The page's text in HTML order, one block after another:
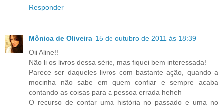
Responder
Mônica de Oliveira 15 de outubro de 2011 às 18:39
Oii Aline!!
Não li os livros dessa série, mas fiquei bem interessada!
Parece ser daqueles livros com bastante ação, quando a
mocinha não sabe em quem confiar e sempre acaba
contando as coisas para a pessoa errada heheh
O recurso de contar uma história no passado e uma no